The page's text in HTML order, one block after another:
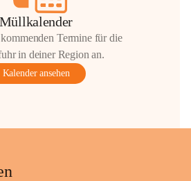
Müllkalender
Termine für die
in deiner Region an.
Kalender ansehen